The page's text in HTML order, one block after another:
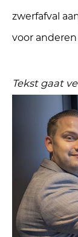
zwerfafval
voor anderen
Tekst gaat